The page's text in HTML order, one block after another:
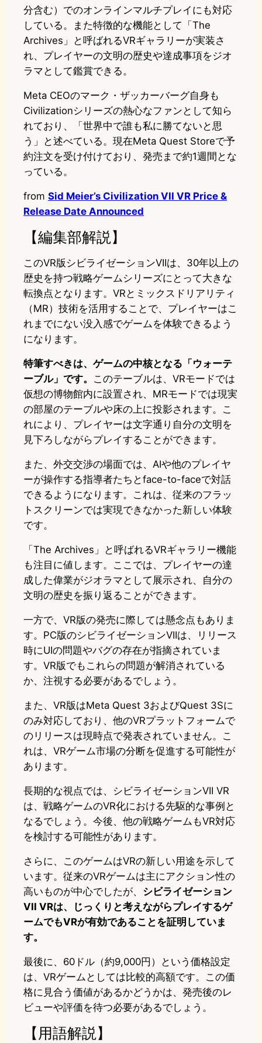
分含む）でのオンラインマルチプレイにも対応
している。また特徴的な機能として「The
Archives」と呼ばれるVRギャラリーが実装さ
れ、プレイヤーの文明の歴史や達成事項をジオ
ラマとして鑑賞できる。
Meta CEOのマーク・ザッカーバーグ自身も
Civilizationシリーズの熱心なファンとして知ら
れており、「世界中で誰も私に勝てないと思
う」と述べている。現在Meta Quest Storeで予
約注文を受け付けており、発売まで約1週間とな
っている。
from Sid Meier’s Civilization VII VR Price &
Release Date Announced
【編集部解説】
このVR版シビライゼーションVIIは、30年以上の
歴史を持つ戦略ゲームシリーズにとって大きな
転換点となります。VRとミックスドリアリティ
（MR）技術を活用することで、プレイヤーはこ
れまでにない没入感でゲームを体験できるよう
になります。
特筆すべきは、ゲームの中核となる「ウォーテ
ーブル」です。 このテーブルは、VRモードでは
仮想の博物館内に設置され、MRモードでは現実
の部屋のテーブルや床の上に投影されます。こ
れにより、プレイヤーは文字通り自分の文明を
見下ろしながらプレイすることができます。
また、外交交渉の場面では、AIや他のプレイヤ
ーが操作する指導者たちとface-to-faceで対話
できるようになります。これは、従来のフラッ
トスクリーンでは実現できなかった新しい体験
です。
「The Archives」と呼ばれるVRギャラリー機能
も注目に値します。ここでは、プレイヤーの達
成した偉業がジオラマとして展示され、自分の
文明の歴史を振り返ることができます。
一方で、VR版の発売に際しては懸念点もありま
す。PC版のシビライゼーションVIIは、リリース
時にUIの問題やバグの存在が指摘されていま
す。VR版でもこれらの問題が解消されている
か、注視する必要があるでしょう。
また、VR版はMeta Quest 3およびQuest 3Sに
のみ対応しており、他のVRプラットフォームで
のリリースは現時点で発表されていません。こ
れは、VRゲーム市場の分断を促進する可能性が
あります。
長期的な視点では、シビライゼーションVII VR
は、戦略ゲームのVR化における先駆的な事例と
なるでしょう。今後、他の戦略ゲームもVR対応
を検討する可能性があります。
さらに、このゲームはVRの新しい用途を示して
います。従来のVRゲームは主にアクション性の
高いものが中心でしたが、 シビライゼーション
VII VRは、じっくりと考えながらプレイするゲ
ームでもVRが有効であることを証明していま
す。
最後に、60ドル（約9,000円）という価格設定
は、VRゲームとしては比較的高額です。この価
格に見合う価値があるかどうかは、発売後のレ
ビューや評価を待つ必要があるでしょう。
【用語解説】